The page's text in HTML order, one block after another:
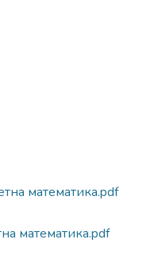
математика.pdf
математика.pdf